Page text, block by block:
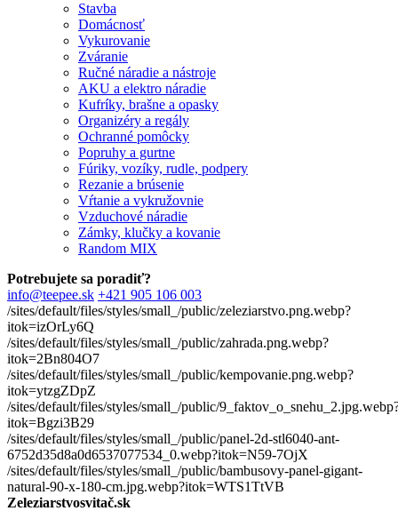
Stavba
Domácnosť
Vykurovanie
Zváranie
Ručné náradie a nástroje
AKU a elektro náradie
Kufríky, brašne a opasky
Organizéry a regály
Ochranné pomôcky
Popruhy a gurtne
Fúriky, vozíky, rudle, podpery
Rezanie a brúsenie
Vŕtanie a vykružovnie
Vzduchové náradie
Zámky, klučky a kovanie
Random MIX
Potrebujete sa poradiť?
info@teepee.sk +421 905 106 003
/sites/default/files/styles/small_/public/zeleziarstvo.png.webp?
itok=izOrLy6Q
/sites/default/files/styles/small_/public/zahrada.png.webp?
itok=2Bn804O7
/sites/default/files/styles/small_/public/kempovanie.png.webp?
itok=ytzgZDpZ
/sites/default/files/styles/small_/public/
itok=Bgzi3B29
/sites/default/files/styles/small_/public/panel-2d-stl6040-ant-
6752d35d8a0d6537077534_0.webp?itok=N59-7OjX
/sites/default/files/styles/small_/public/bambusovy-panel-gigant-
natural-90-x-180-cm.jpg.webp?itok=WTS1TtVB
Zeleziarstvosvitač.sk